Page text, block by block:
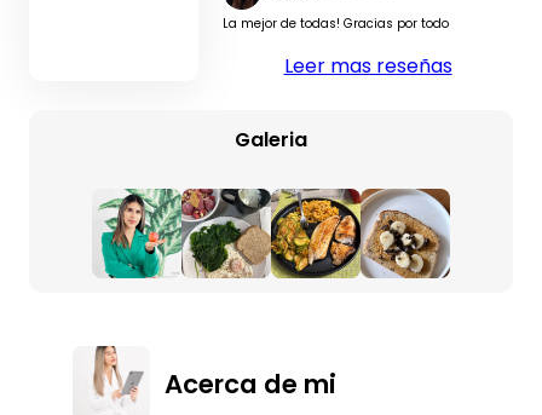
La mejor de todas! Gracias por todo
Leer mas reseñas
Galeria
Acerca de mi